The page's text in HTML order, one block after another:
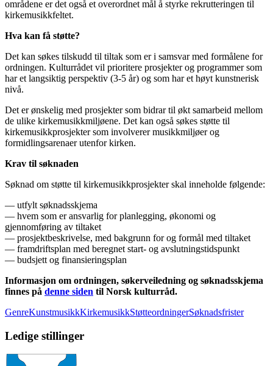
områdene er det også et overordnet mål å styrke rekrutteringen til
kirkemusikkfeltet.
Hva kan få støtte?
Det kan søkes tilskudd til tiltak som er i samsvar med formålene for
ordningen. Kulturrådet vil prioritere prosjekter og programmer som
har et langsiktig perspektiv (3-5 år) og som har et høyt kunstnerisk
nivå.
Det er ønskelig med prosjekter som bidrar til økt samarbeid mellom
de ulike kirkemusikkmiljøene. Det kan også søkes støtte til
kirkemusikkprosjekter som involverer musikkmiljøer og
formidlingsarenaer utenfor kirken.
Krav til søknaden
Søknad om støtte til kirkemusikkprosjekter skal inneholde følgende:
— utfylt søknadsskjema
— hvem som er ansvarlig for planlegging, økonomi og
gjennomføring av tiltaket
— prosjektbeskrivelse, med bakgrunn for og formål med tiltaket
— framdriftsplan med beregnet start- og avslutningstidspunkt
— budsjett og finansieringsplan
Informasjon om ordningen, søkerveiledning og søknadsskjema
finnes på denne siden til Norsk kulturråd.
GenreKunstmusikkKirkemusikkStøtteordningerSøknadsfrister
Ledige stillinger